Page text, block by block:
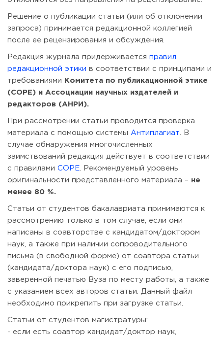
Решение о публикации статьи (или об отклонении
запроса) принимается редакционной коллегией
после ее рецензирования и обсуждения.
Редакция журнала придерживается правил
редакционной этики в соответствии с принципами и
требованиями
Комитета по публикационной этике
(COPE) и Ассоциации научных издателей и
редакторов (АНРИ).
При рассмотрении статьи проводится проверка
материала с помощью системы Антиплагиат . В
случае обнаружения многочисленных
заимствований редакция действует в соответствии
с правилами COPE . Рекомендуемый уровень
оригинальности представленного материала – не
менее 80 %.
Статьи от студентов бакалавриата принимаются к
рассмотрению только в том случае, если они
написаны в соавторстве с кандидатом/доктором
наук, а также при наличии сопроводительного
письма (в свободной форме) от соавтора статьи
(кандидата/доктора наук) с его подписью,
заверенной печатью Вуза по месту работы, а также
с указанием всех авторов статьи. Данный файл
необходимо прикрепить при загрузке статьи.
Статьи от студентов магистратуры:
- если есть соавтор кандидат/доктор наук,